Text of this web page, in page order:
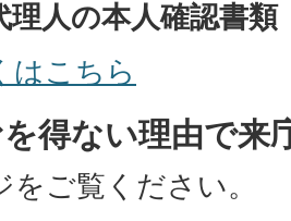
理人の本人確認書類
はこちら
得ない理由で来
ご覧ください。